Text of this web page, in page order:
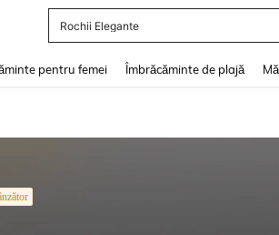
Rochii Elegante
pentru femei Îmbrăcăminte de plajă